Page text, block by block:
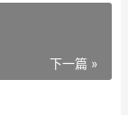
下一篇 »